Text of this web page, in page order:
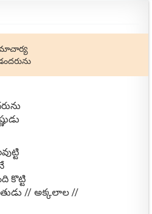
కొట్టి
// అక్కలాల //